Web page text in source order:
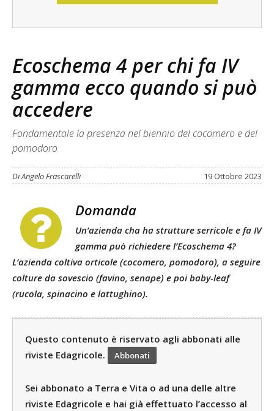
Ecoschema 4 per chi fa IV
gamma ecco quando si può
accedere
Fondamentale la presenza nel biennio del cocomero e del
pomodoro
Di Angelo Frascarelli - 19 Ottobre 2023
Domanda
Un’azienda cha ha strutture serricole e fa IV
gamma può richiedere l’Ecoschema 4?
L’azienda coltiva orticole (cocomero, pomodoro), a seguire
colture da sovescio (favino, senape) e poi baby-leaf
(rucola, spinacino e lattughino).
Questo contenuto è riservato agli abbonati alle
riviste Edagricole.
Abbonati
Sei abbonato a Terra e Vita o ad una delle altre
riviste Edagricole e hai già effettuato l’accesso al